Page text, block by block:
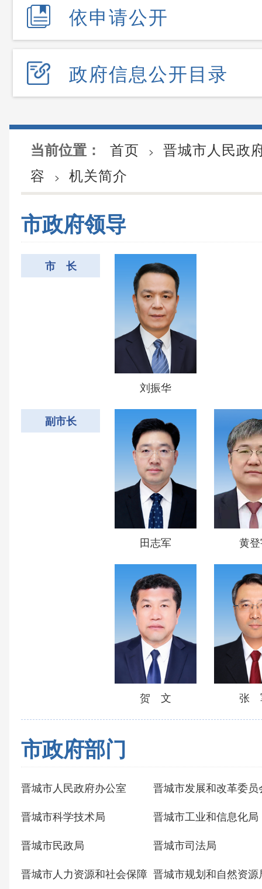
依申请公开
政府信息公开目录
当前位置： 首页 >
晋城市人民政
容
> 机关简介
市政府领导
市 长
刘振华
副市长
田志军 黄
贺 文 张
市政府部门
晋城市人民政府办公室
晋城市发展和改革委员
晋城市科学技术局
晋城市工业和信息化局
晋城市民政局
晋城市司法局
晋城市人力资源和社会保障 晋城市规划和自然资源